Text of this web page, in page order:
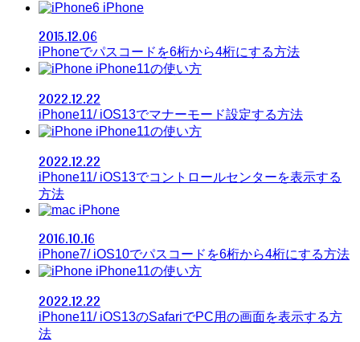
iPhone
2015.12.06
iPhoneでパスコードを6桁から4桁にする方法
iPhone11の使い方
2022.12.22
iPhone11/ iOS13でマナーモード設定する方法
iPhone11の使い方
2022.12.22
iPhone11/ iOS13でコントロールセンターを表示する
方法
iPhone
2016.10.16
iPhone7/ iOS10でパスコードを6桁から4桁にする方法
iPhone11の使い方
2022.12.22
iPhone11/ iOS13のSafariでPC用の画面を表示する方
法